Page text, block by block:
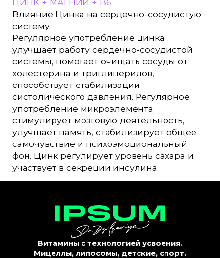
Влияние Цинка на сердечно-сосудистую
систему
Регулярное употребление цинка
улучшает работу сердечно-сосудистой
системы, помогает очищать сосуды от
холестерина и триглицеридов,
способствует стабилизации
систолического давления. Регулярное
употребление микроэлемента
стимулирует мозговую деятельность,
улучшает память, стабилизирует общее
самочувствие и психоэмоциональный
фон. Цинк регулирует уровень сахара и
участвует в секреции инсулина.
Витамины с технологией усвоения.
Мицеллы, липосомы, детские, спорт.